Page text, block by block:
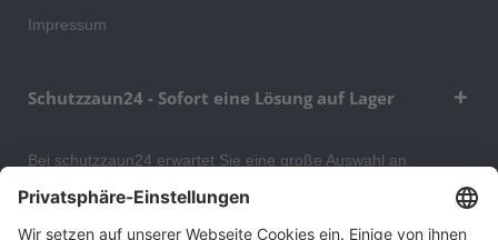
Impressum
Schutzzaun24 - Sofort eine Lösung auf Lager
Bei schutzzaun24 erwartet Sie eine große Auswahl an
Schutzgittern, Schutzeinrichtungen, Absturzsicherungen und